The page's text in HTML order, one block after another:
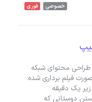
خصوصی فوری
محتوای شبکه
فیلم برداری شده
یک دقیقه
دوستانی که